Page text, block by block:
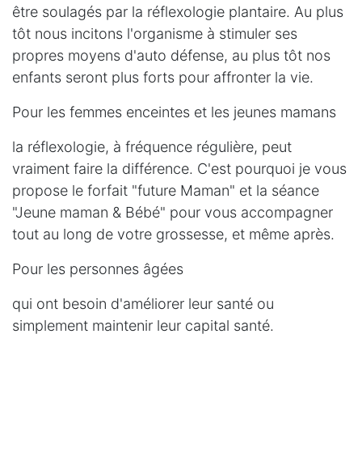
être soulagés par la réflexologie plantaire. Au plus
tôt nous incitons l'organisme à stimuler ses
propres moyens d'auto défense, au plus tôt nos
enfants seront plus forts pour affronter la vie.
Pour les femmes enceintes et les jeunes mamans
la réflexologie, à fréquence régulière, peut
vraiment faire la différence. C'est pourquoi je vous
propose le forfait "future Maman" et la séance
"Jeune maman & Bébé" pour vous accompagner
tout au long de votre grossesse, et même après.
Pour les personnes âgées
qui ont besoin d'améliorer leur santé ou
simplement maintenir leur capital santé.